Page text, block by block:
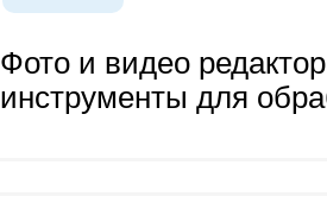
Фото и видео
инструменты для